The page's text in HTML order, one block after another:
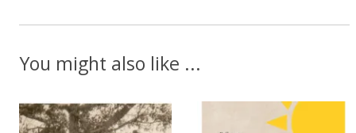
You might also like ...